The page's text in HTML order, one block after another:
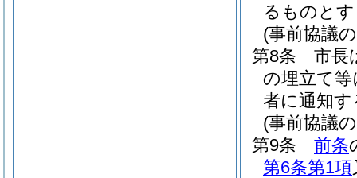
るものと
(事前協議
第8条
市長
の埋立て
者に通知
(事前協議
第9条
前条
第6条第1項